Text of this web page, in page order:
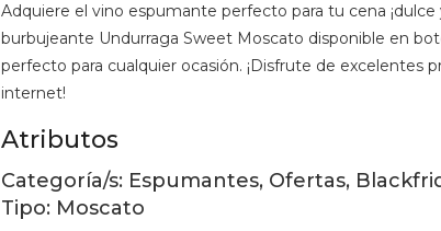
Adquiere el vino espumante perfecto para tu cena
burbujeante Undurraga Sweet Moscato disponible en
perfecto para cualquier ocasión. ¡Disfrute de excelentes
internet!
Atributos
Categoría/s: Espumantes, Ofertas,
Tipo: Moscato